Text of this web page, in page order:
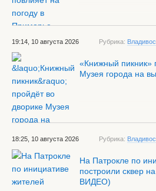
19:14, 10 августа 2026 Рубрика:
«Книжный пикник»
Музея города на
18:25, 10 августа 2026 Рубрика:
На Патрокле по
построили сквер
ВИДЕО)